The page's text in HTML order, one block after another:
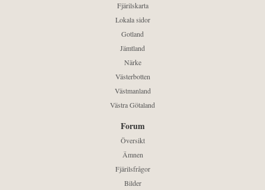
Fjärilskarta
Lokala sidor
Gotland
Jämtland
Närke
Västerbotten
Västmanland
Västra Götaland
Forum
Översikt
Ämnen
Fjärilsfrågor
Bilder